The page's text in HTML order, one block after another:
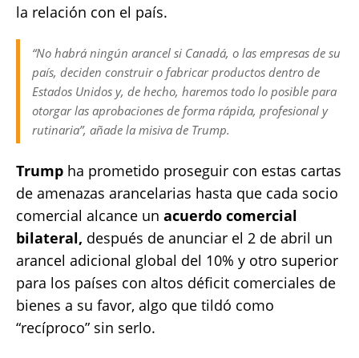
la relación con el país.
“No habrá ningún arancel si Canadá, o las empresas de su
país, deciden construir o fabricar productos dentro de
Estados Unidos y, de hecho, haremos todo lo posible para
otorgar las aprobaciones de forma rápida, profesional y
rutinaria”, añade la misiva de Trump.
Trump ha prometido proseguir con estas cartas
de amenazas arancelarias hasta que cada socio
comercial alcance un acuerdo comercial
bilateral, después de anunciar el 2 de abril un
arancel adicional global del 10% y otro superior
para los países con altos déficit comerciales de
bienes a su favor, algo que tildó como
“recíproco” sin serlo.